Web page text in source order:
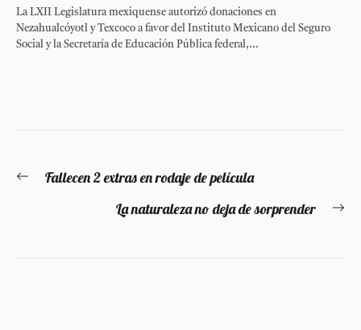
La LXII Legislatura mexiquense autorizó donaciones en
Nezahualcóyotl y Texcoco a favor del Instituto Mexicano del Seguro
Social y la Secretaría de Educación Pública federal,...
Navegación
EntradaFallecen 2 extras en rodaje de película
La naturaleza no deja de sorprender